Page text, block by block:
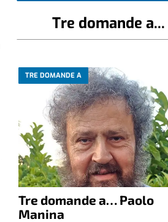
Tre domande a...
TRE DOMANDE A
Tre domande a… Paolo
Manina